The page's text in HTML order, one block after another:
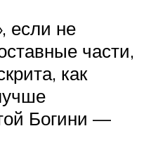
если не
части,
как
Богини —